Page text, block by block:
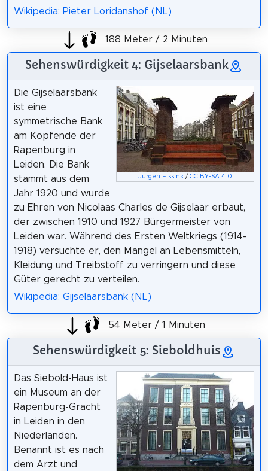
Wikipedia: Pieter Loridanshof (NL)
188 Meter / 2 Minuten
Sehenswürdigkeit 4: Gijselaarsbank
Jürgen Eissink /CC BY-SA 4.0
Die Gijselaarsbank
ist eine
symmetrische Bank
am Kopfende der
Rapenburg in
Leiden. Die Bank
stammt aus dem
Jahr 1920 und wurde
zu Ehren von Nicolaas Charles de Gijselaar erbaut,
der zwischen 1910 und 1927 Bürgermeister von
Leiden war. Während des Ersten Weltkriegs (1914-
1918) versuchte er, den Mangel an Lebensmitteln,
Kleidung und Treibstoff zu verringern und diese
Güter gerecht zu verteilen.
Wikipedia: Gijselaarsbank (NL)
54 Meter / 1 Minuten
Sehenswürdigkeit 5: Sieboldhuis
Das Siebold-Haus ist
ein Museum an der
Rapenburg-Gracht
in Leiden in den
Niederlanden.
Benannt ist es nach
dem Arzt und